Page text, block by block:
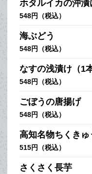
ホタルイカの沖漬
548円（税込）
海ぶどう
548円（税込）
なすの浅漬け（1本
548円（税込）
ごぼうの唐揚げ
548円（税込）
高知名物ちくきゅ
515円（税込）
さくさく長芋